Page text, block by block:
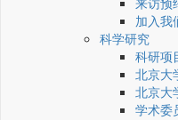
加入我
科学研究
科研项
北京大
北京大
学术委